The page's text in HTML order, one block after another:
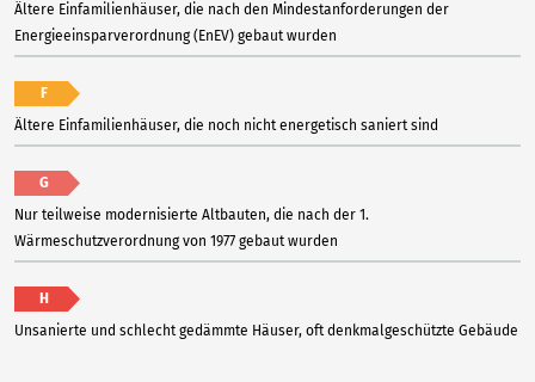
Ältere Einfamilienhäuser, die nach den Mindestanforderungen der
Energieeinsparverordnung (EnEV) gebaut wurden
F
Ältere Einfamilienhäuser, die noch nicht energetisch saniert sind
G
Nur teilweise modernisierte Altbauten, die nach der 1.
Wärmeschutzverordnung von 1977 gebaut wurden
H
Unsanierte und schlecht gedämmte Häuser, oft denkmalgeschützte Gebäude